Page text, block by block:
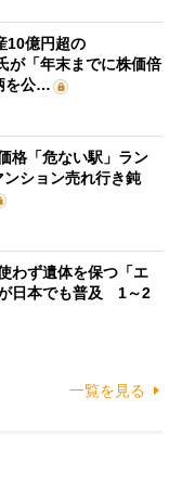
10億円超の
が「年末までに株価倍
を公…
格「危ない駅」ラン
ンション売れ行き鈍
わず遺体を保つ「エ
日本でも普及 1～2
一覧を見る